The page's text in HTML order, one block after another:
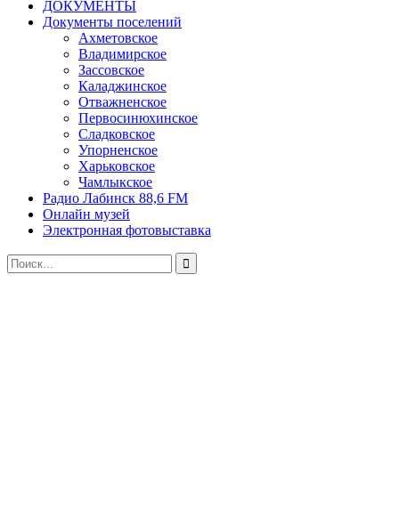
ДОКУМЕНТЫ
Документы поселений
Ахметовское
Владимирское
Зассовское
Каладжинское
Отважненское
Первосинюхинское
Сладковское
Упорненское
Харьковское
Чамлыкское
Радио Лабинск 88,6 FM
Онлайн музей
Электронная фотовыставка